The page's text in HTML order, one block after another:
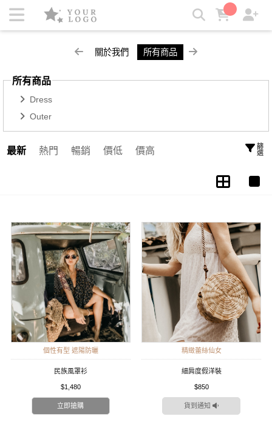
所有商品 | Kezza
關於我們 所有商品
所有商品
Dress
Outer
最新 熱門 暢銷 價低 價高 篩選
個性有型 遮陽防曬
民族風罩衫
$1,480
立即搶購
精緻蕾絲仙女
細肩度假洋裝
$850
貨到通知